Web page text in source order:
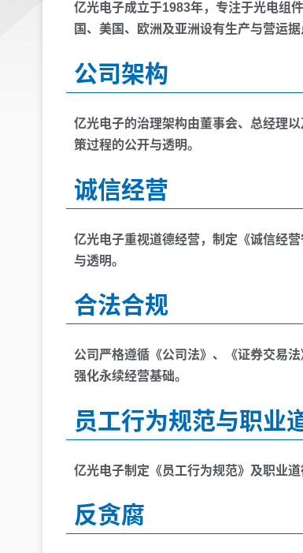
亿光电子成立于1983年，专注于光电组
国、美国、欧洲及亚洲设有生产与营运
公司架构
亿光电子的治理架构由董事会、总经理
策过程的公开与透明。
诚信经营
亿光电子重视道德经营，制定《诚信经
与透明。
合法合规
公司严格遵循《公司法》、《证券交易
强化永续经营基础。
员工行为规范与职业
亿光电子制定《员工行为规范》及职业
反贪腐